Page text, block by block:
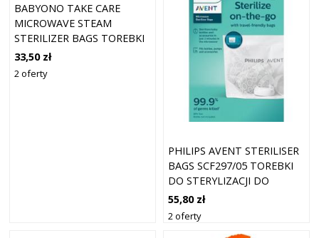
BABYONO TAKE CARE
MICROWAVE STEAM
STERILIZER BAGS TOREBKI
DO STERYLIZACJI DO
KUCHENKI MIKROFALOWEJ
5 SZT.
33,50 zł
2 oferty
PHILIPS AVENT STERILISER
BAGS SCF297/05 TOREBKI
DO STERYLIZACJI DO
KUCHENKI MIKROFALOWEJ
5 SZT.
55,80 zł
2 oferty